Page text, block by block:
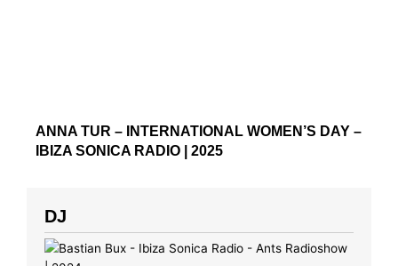
ANNA TUR – INTERNATIONAL WOMEN’S DAY –
IBIZA SONICA RADIO | 2025
DJ